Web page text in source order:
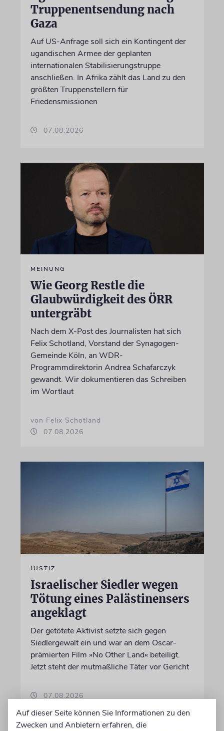
Truppenentsendung nach
Gaza
Auf US-Anfrage soll sich ein Kontingent der
ugandischen Armee der geplanten
internationalen Stabilisierungstruppe
anschließen. In Afrika zählt das Land zu den
größten Truppenstellern für
Friedensmissionen
07.08.2026
MEINUNG
Wie Georg Restle die
Glaubwürdigkeit des ÖRR
untergräbt
Nach dem X-Post des Journalisten hat sich
Felix Schotland, Vorstand der Synagogen-
Gemeinde Köln, an WDR-
Programmdirektorin Andrea Schafarczyk
gewandt. Wir dokumentieren das Schreiben
im Wortlaut
von Felix Schotland
07.08.2026
JUSTIZ
Israelischer Siedler wegen
Tötung eines Palästinensers
angeklagt
Der getötete Aktivist setzte sich gegen
Siedlergewalt ein und war an dem Oscar-
prämierten Film »No Other Land« beteiligt.
Jetzt steht der mutmaßliche Täter vor Gericht
07.08.2026
Auf dieser Seite können Sie Informationen zu den
Zwecken und Anbietern erfahren, die